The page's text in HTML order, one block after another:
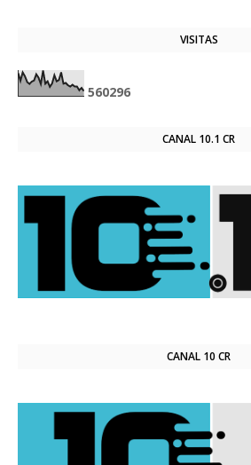
VISITAS
560296
CANAL 10.1 CR
CANAL 10 CR